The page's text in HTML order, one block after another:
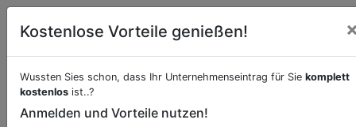
Beschreibung & Services von
Kostenlose Vorteile genießen!
Wussten Sies schon, dass Ihr Unternehmenseintrag für Sie komplett
kostenlos ist..?
Anmelden und Vorteile nutzen!